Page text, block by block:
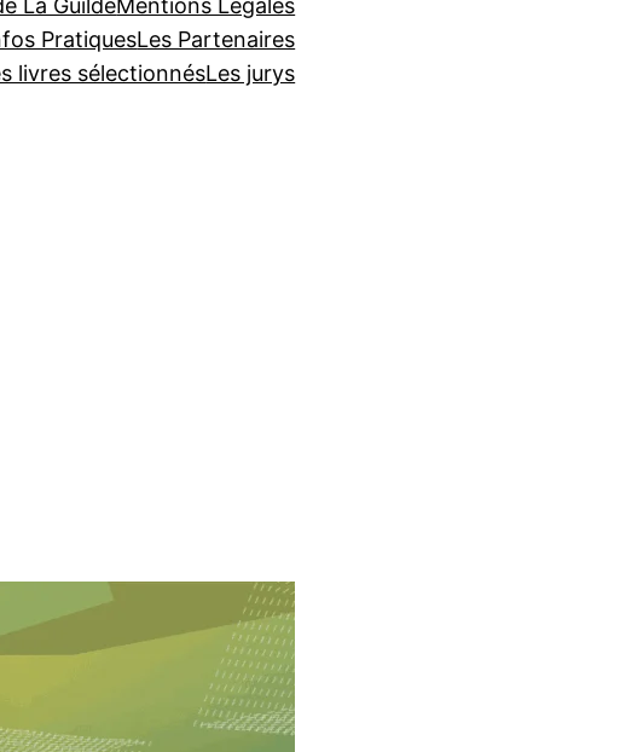
La GuildeMentions Légales
PratiquesLes Partenaires
livres sélectionnésLes jurys